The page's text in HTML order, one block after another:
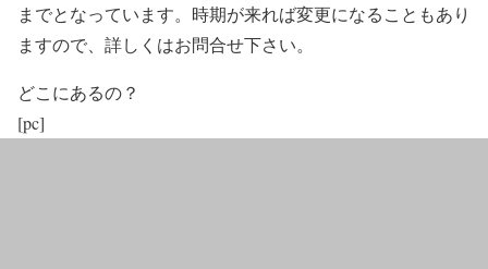
までとなっています。時期が来れば変更になることもあり
ますので、詳しくはお問合せ下さい。
どこにあるの？
[pc]